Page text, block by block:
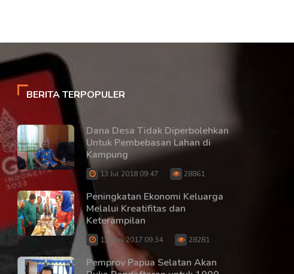
BERITA TERPOPULER
Dana Desa Tidak Diperbolehkan
Untuk Pembebasan Lahan di
Kampung
13 Jul 2018 09:47 28861
Peningkatan Ekonomi Keluarga
Melalui Kreatifitas dan
Keterampilan
13 Nov 2017 09:34 28281
Pemprov Papua Selatan Akan